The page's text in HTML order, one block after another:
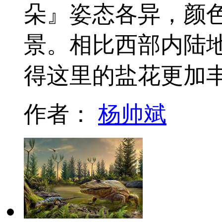
朵』姿态各异，颜
景。相比西部内陆
得这里的盐花更加
作者： 杨帅斌